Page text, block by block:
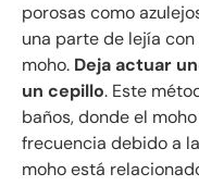
porosas como
una parte de lejía
moho. Deja actuar
un cepillo. Este
baños, donde el
frecuencia debido a
moho está